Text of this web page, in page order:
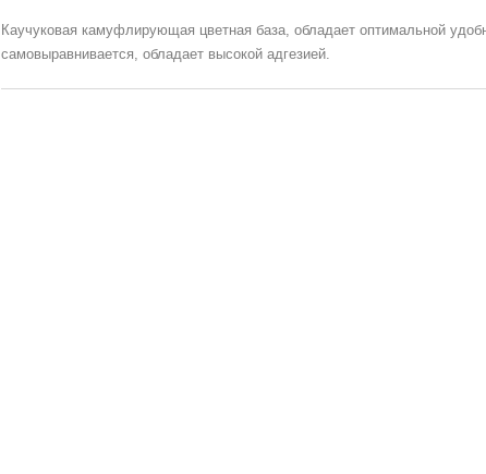
Каучуковая камуфлирующая цветная база, обладает оптимальной
самовыравнивается, обладает высокой адгезией.